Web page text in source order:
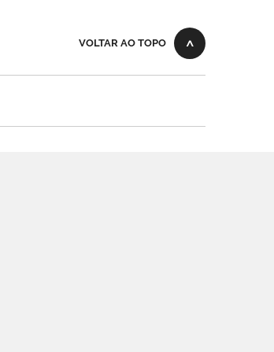
VOLTAR AO TOPO